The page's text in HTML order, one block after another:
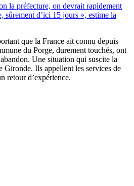
la préfecture, on devrait rapidement
sûrement d’ici 15 jours », estime la
que la France ait connu depuis
du Porge, durement touchés, ont
Une situation qui suscite la
Gironde. Ils appellent les services de
retour d’expérience.